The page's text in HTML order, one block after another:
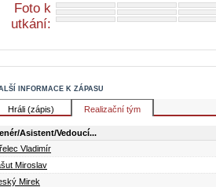
Foto k
utkání:
informace k zápasu
Hráli (zápis) Realizační tým
Asistent/Vedoucí...
Vladimír
Miroslav
Mirek